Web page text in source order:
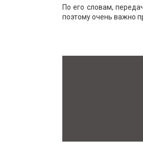
По его словам,
поэтому очень важно